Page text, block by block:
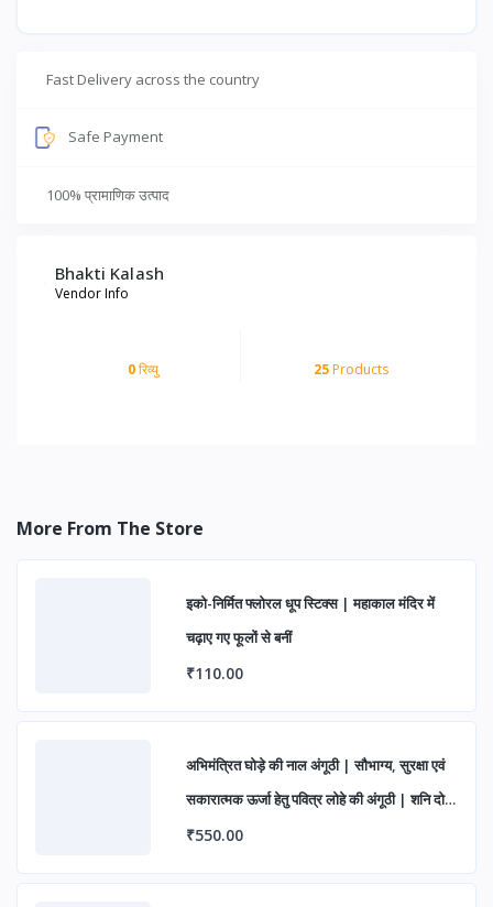
Fast Delivery across the country
Safe Payment
100% प्रामाणिक उत्पाद
Bhakti Kalash
Vendor Info
0रिव्यु 25Products
More From The Store
इको-निर्मित फ्लोरल धूप स्टिक्स | महाकाल मंदिर में
चढ़ाए गए फूलों से बनीं
₹110.00
अभिमंत्रित घोड़े की नाल अंगूठी | सौभाग्य, सुरक्षा एवं
सकारात्मक ऊर्जा हेतु पवित्र लोहे की अंगूठी | शनि दोष
निवारण एवं शुभ लाभ के लिए आध्यात्मिक रिंग
₹550.00